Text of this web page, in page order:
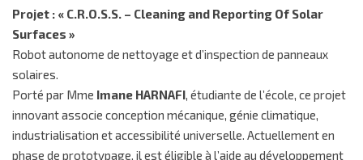
Projet : « C.R.O.S.S. – Cleaning and Reporting Of Solar
Surfaces »
Robot autonome de nettoyage et d’inspection de panneaux
solaires.
Porté par Mme Imane HARNAFI, étudiante de l’école, ce projet
innovant associe conception mécanique, génie climatique,
industrialisation et accessibilité universelle. Actuellement en
phase de prototypage, il est éligible à l’aide au développement